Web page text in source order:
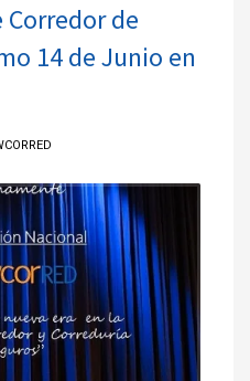
de
14 de Junio en